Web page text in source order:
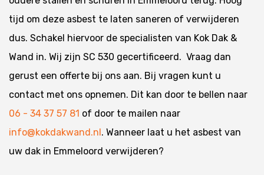
tijd om deze asbest te laten saneren of verwijderen
dus. Schakel hiervoor de specialisten van Kok Dak &
Wand in. Wij zijn SC 530 gecertificeerd. Vraag dan
gerust een offerte bij ons aan. Bij vragen kunt u
contact met ons opnemen. Dit kan door te bellen naar
06 - 34 37 57 81 of door te mailen naar
info@kokdakwand.nl. Wanneer laat u het asbest van
uw dak in Emmeloord verwijderen?